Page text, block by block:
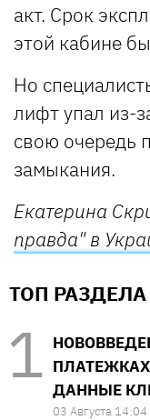
акт. Срок
этой кабине
Но
лифт упал из-
свою очередь
замыкания.
Екатерина
правда" в
ТОП РАЗДЕЛА
ДАННЫЕ
03 Августа 14:04